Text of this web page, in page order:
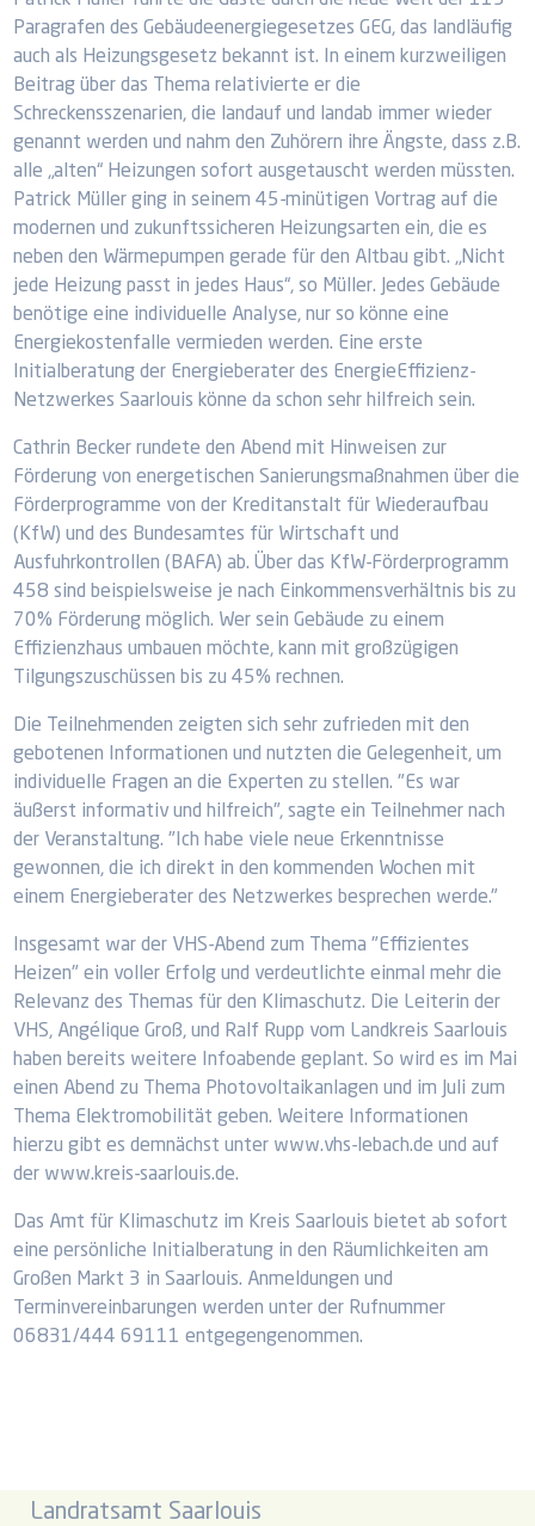
Paragrafen des Gebäudeenergiegesetzes GEG, das landläufig
auch als Heizungsgesetz bekannt ist. In einem kurzweiligen
Beitrag über das Thema relativierte er die
Schreckensszenarien, die landauf und landab immer wieder
genannt werden und nahm den Zuhörern ihre Ängste, dass z.B.
alle „alten“ Heizungen sofort ausgetauscht werden müssten.
Patrick Müller ging in seinem 45-minütigen Vortrag auf die
modernen und zukunftssicheren Heizungsarten ein, die es
neben den Wärmepumpen gerade für den Altbau gibt. „Nicht
jede Heizung passt in jedes Haus“, so Müller. Jedes Gebäude
benötige eine individuelle Analyse, nur so könne eine
Energiekostenfalle vermieden werden. Eine erste
Initialberatung der Energieberater des EnergieEffizienz-
Netzwerkes Saarlouis könne da schon sehr hilfreich sein.
Cathrin Becker rundete den Abend mit Hinweisen zur
Förderung von energetischen Sanierungsmaßnahmen über die
Förderprogramme von der Kreditanstalt für Wiederaufbau
(KfW) und des Bundesamtes für Wirtschaft und
Ausfuhrkontrollen (BAFA) ab. Über das KfW-Förderprogramm
458 sind beispielsweise je nach Einkommensverhältnis bis zu
70% Förderung möglich. Wer sein Gebäude zu einem
Effizienzhaus umbauen möchte, kann mit großzügigen
Tilgungszuschüssen bis zu 45% rechnen.
Die Teilnehmenden zeigten sich sehr zufrieden mit den
gebotenen Informationen und nutzten die Gelegenheit, um
individuelle Fragen an die Experten zu stellen. "Es war
äußerst informativ und hilfreich", sagte ein Teilnehmer nach
der Veranstaltung. "Ich habe viele neue Erkenntnisse
gewonnen, die ich direkt in den kommenden Wochen mit
einem Energieberater des Netzwerkes besprechen werde."
Insgesamt war der VHS-Abend zum Thema "Effizientes
Heizen" ein voller Erfolg und verdeutlichte einmal mehr die
Relevanz des Themas für den Klimaschutz. Die Leiterin der
VHS, Angélique Groß, und Ralf Rupp vom Landkreis Saarlouis
haben bereits weitere Infoabende geplant. So wird es im Mai
einen Abend zu Thema Photovoltaikanlagen und im Juli zum
Thema Elektromobilität geben. Weitere Informationen
hierzu gibt es demnächst unter www.vhs-lebach.de und auf
der www.kreis-saarlouis.de.
Das Amt für Klimaschutz im Kreis Saarlouis bietet ab sofort
eine persönliche Initialberatung in den Räumlichkeiten am
Großen Markt 3 in Saarlouis. Anmeldungen und
Terminvereinbarungen werden unter der Rufnummer
06831/444 69111 entgegengenommen.
Landratsamt Saarlouis